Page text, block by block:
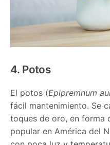
4. Potos
El potos (Epipremnum
fácil mantenimiento. Se
toques de oro, en forma
popular en América del